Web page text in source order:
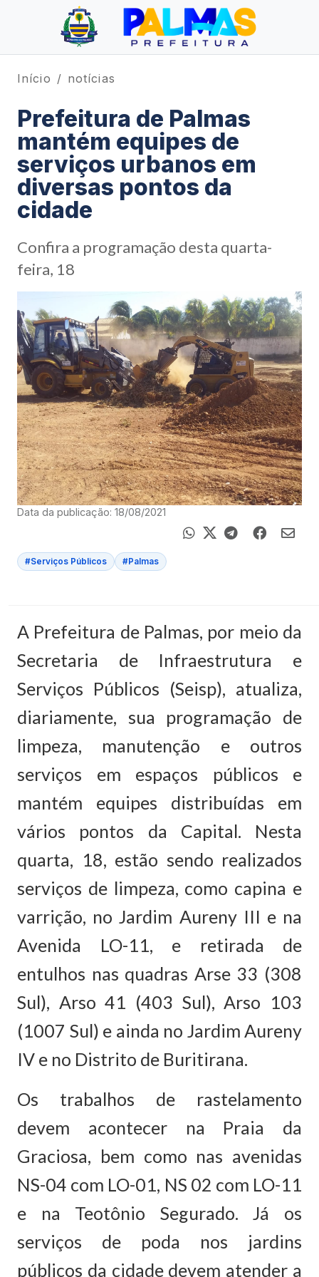
Início notícias
Prefeitura de Palmas
mantém equipes de
serviços urbanos em
diversas pontos da
cidade
Confira a programação desta quarta-
feira, 18
Data da publicação: 18/08/2021
#Serviços Públicos #Palmas
A Prefeitura de Palmas, por meio da
Secretaria de Infraestrutura e
Serviços Públicos (Seisp), atualiza,
diariamente, sua programação de
limpeza, manutenção e outros
serviços em espaços públicos e
mantém equipes distribuídas em
vários pontos da Capital. Nesta
quarta, 18, estão sendo realizados
serviços de limpeza, como capina e
varrição, no Jardim Aureny III e na
Avenida LO-11, e retirada de
entulhos nas quadras Arse 33 (308
Sul), Arso 41 (403 Sul), Arso 103
(1007 Sul) e ainda no Jardim Aureny
IV e no Distrito de Buritirana.
Os trabalhos de rastelamento
devem acontecer na Praia da
Graciosa, bem como nas avenidas
NS-04 com LO-01, NS 02 com LO-11
e na Teotônio Segurado. Já os
serviços de poda nos jardins
públicos da cidade devem atender a